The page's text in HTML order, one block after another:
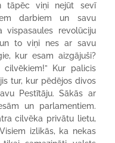
tāpēc viņi nejūt sevī
darbiem un savu
vispasaules revolūciju
to viņi nes ar savu
kur esam aizgājuši?
Kur palicis
tur, kur pēdējos divos
Pestītāju. Sākās ar
un parlamentiem.
cilvēka privātu lietu,
izlikās, ka nekas